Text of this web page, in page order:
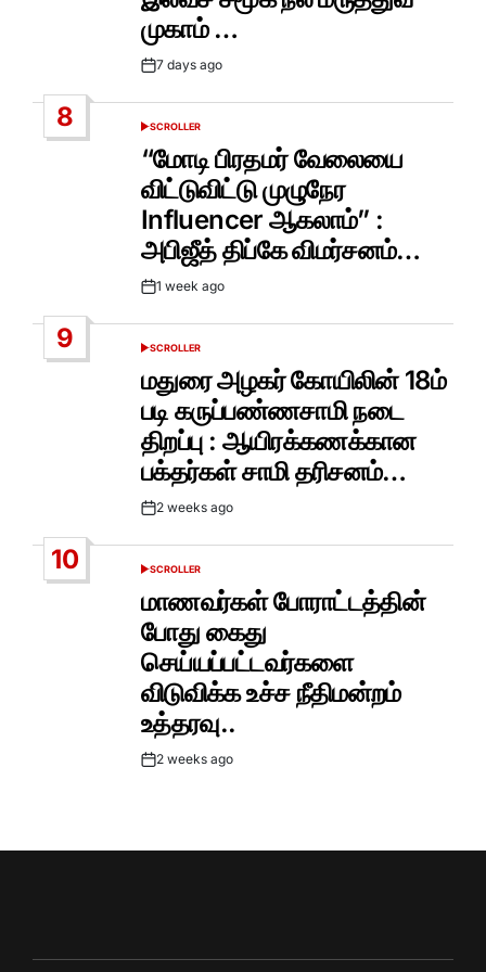
முகாம் …
Post7 days ago
8
POSTED
IN
SCROLLER
“மோடி பிரதமர் வேலையை
விட்டுவிட்டு முழுநேர
Influencer ஆகலாம்” :
அபிஜீத் திப்கே விமர்சனம்…
Post1 week ago
9
POSTED
SCROLLER
மதுரை அழகர் கோயிலின் 18ம்
படி கருப்பண்ணசாமி நடை
திறப்பு : ஆயிரக்கணக்கான
பக்தர்கள் சாமி தரிசனம்…
Post2 weeks ago
10
POSTED
SCROLLER
மாணவர்கள் போராட்டத்தின்
போது கைது
செய்யப்பட்டவர்களை
விடுவிக்க உச்ச நீதிமன்றம்
உத்தரவு..
Post2 weeks ago